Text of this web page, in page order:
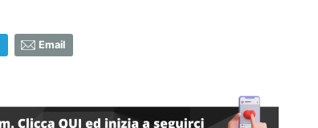
Email